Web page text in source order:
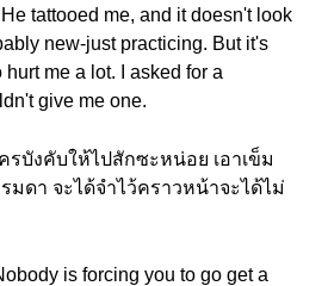
tattooed me, and it doesn't look
new-just practicing. But it's
me a lot. I asked for a
give me one.
บังคับให้ไปสักซะหน่อย เอาเข็ม
มดา จะได้จำไว้คราวหน้าจะได้ไม่
is forcing you to go get a